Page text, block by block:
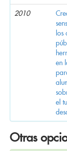
2010
los
en
el
Otras